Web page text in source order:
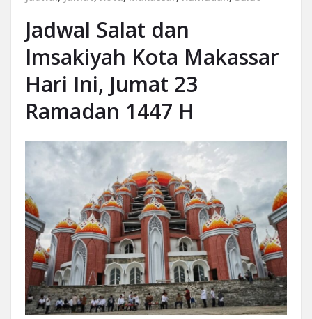
Jadwal Salat dan
Imsakiyah Kota Makassar
Hari Ini, Jumat 23
Ramadan 1447 H